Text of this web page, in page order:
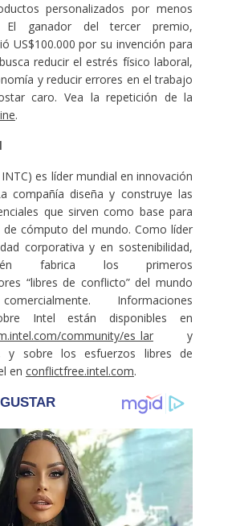
personalizados por menos
El ganador del tercer premio,
US$100.000 por su invención para
reducir el estrés físico laboral,
y reducir errores en el trabajo
caro. Vea la repetición de la
.
es líder mundial en innovación
compañía diseña y construye las
que sirven como base para
de cómputo del mundo. Como líder
corporativa y en sostenibilidad,
fabrica los primeros
“libres de conflicto” del mundo
Informaciones
Intel están disponibles en
community/es_lary
y sobre los esfuerzos libres de
en conflictfree.intel.com.